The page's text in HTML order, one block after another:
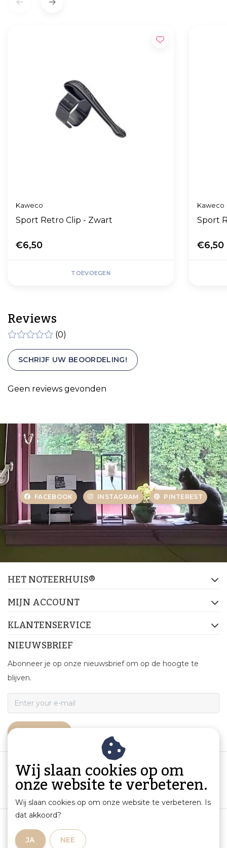
Kaweco
Sport Retro Clip - Zwart
€6,50
TOEVOEGEN
Kaweco
Sport
€6,50
Reviews
(0)
SCHRIJF UW BEOORDELING!
Geen reviews gevonden
FACEBOOK INSTAGRAM PINTEREST
HET NOTEERHUIS®
MIJN ACCOUNT
KLANTENSERVICE
NIEUWSBRIEF
Abonneer je op onze nieuwsbrief om op de hoogte te
blijven.
Productinformatie en aansprakelijkheid
Wij slaan cookies op om
onze website te verbeteren.
Wij slaan cookies op om onze website te verbeteren. Is
dat akkoord?
JA NEE